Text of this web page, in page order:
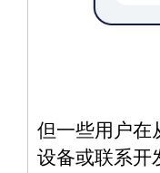
但一些用户在
设备或联系开